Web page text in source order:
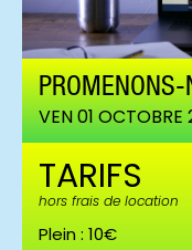
VEN 01 OCTOBRE
TARIFS
hors frais de location
Plein : 10€